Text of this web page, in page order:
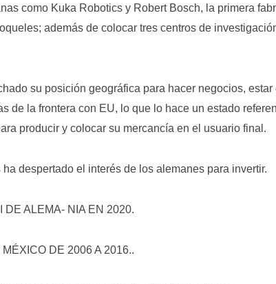
como Kuka Robotics y Robert Bosch, la primera
además de colocar tres centros de
su posición geográfica para hacer negocios,
de la frontera con EU, lo que lo hace un estado
producir y colocar su mercancía en el usuario final.
despertado el interés de los alemanes para invertir.
ALEMA- NIA EN 2020.
DE 2006 A 2016..